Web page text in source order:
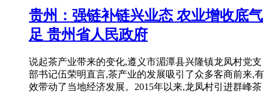
贵州：强链补链兴业态 农业增收底气
足 贵州省人民政府
说起茶产业带来的变化,遵义市湄潭县兴隆镇龙凤村党支
部书记伍荣明直言,茶产业的发展吸引了众多客商前来,有
效带动了当地经济发展。2015年以来,龙凤村引进群峰茶